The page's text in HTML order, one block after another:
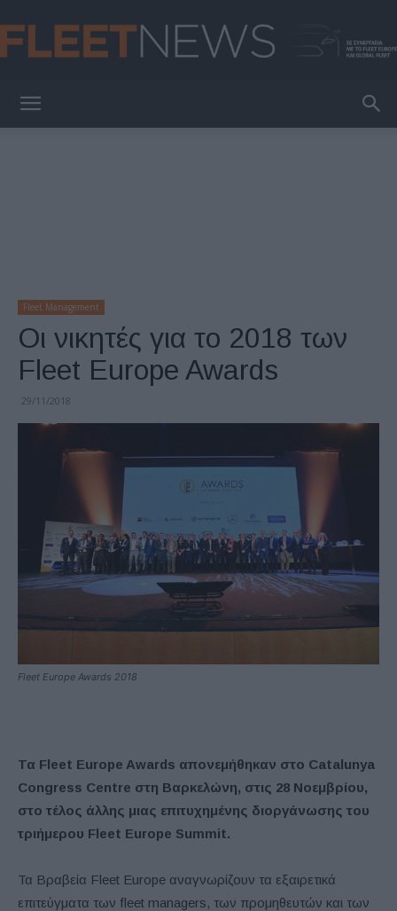
Fleet Management
Οι νικητές για το 2018 των
Fleet Europe Awards
29/11/2018
Fleet Europe Awards 2018
Τα Fleet Europe Awards απονεμήθηκαν στο Catalunya
Congress Centre στη Βαρκελώνη, στις 28 Νοεμβρίου,
στο τέλος άλλης μιας επιτυχημένης διοργάνωσης του
τριήμερου Fleet Europe Summit.
Τα Βραβεία Fleet Europe αναγνωρίζουν τα εξαιρετικά
επιτεύγματα των fleet managers, των προμηθευτών και των